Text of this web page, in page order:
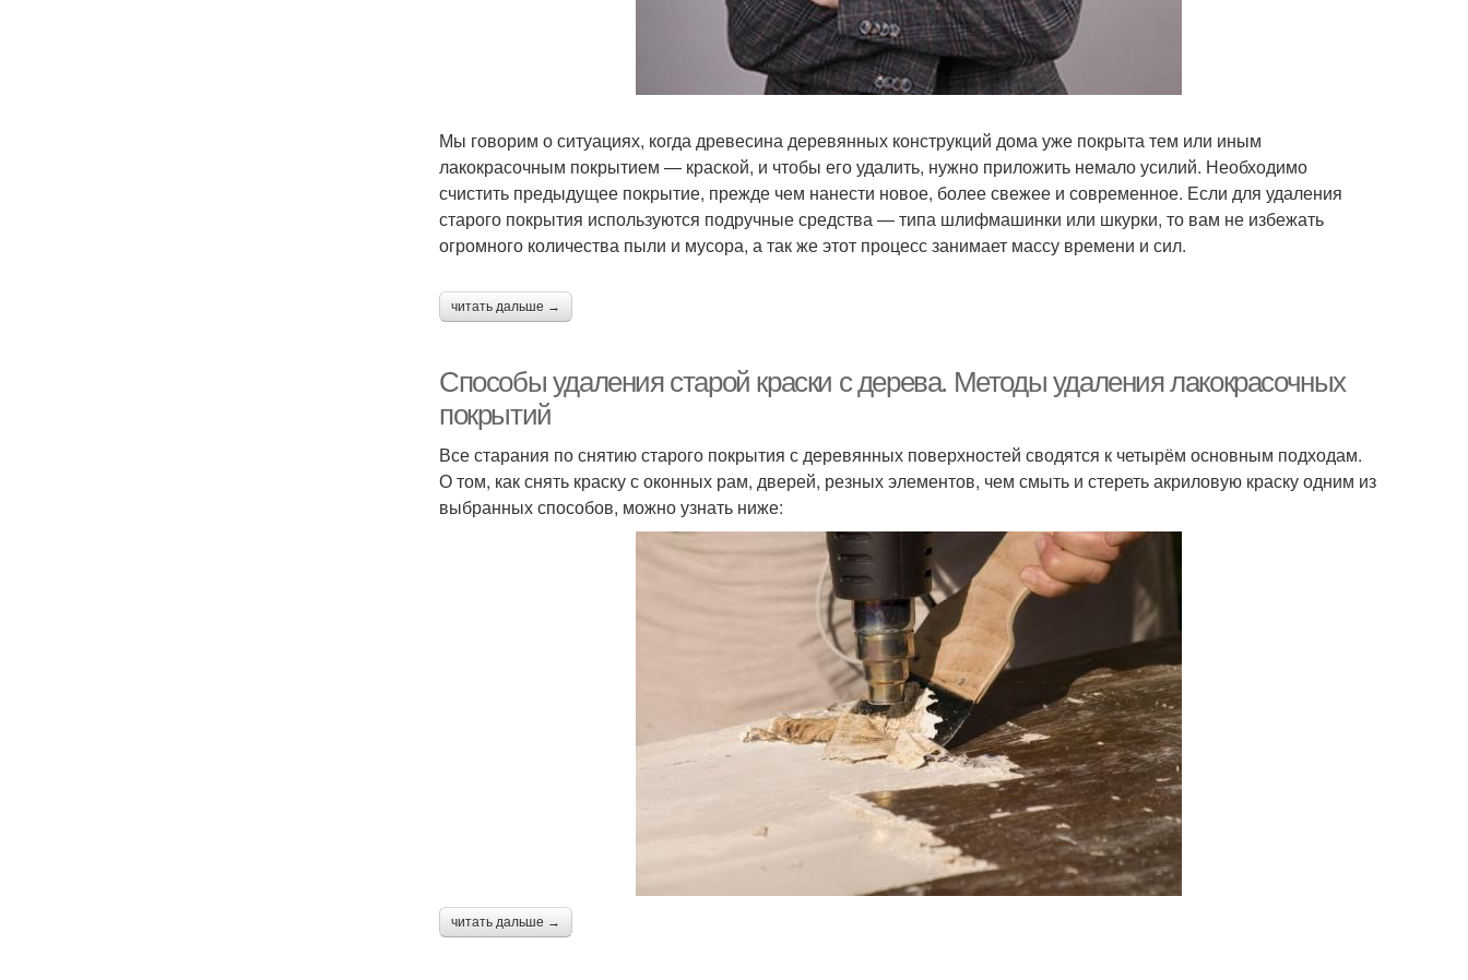
Смывка для масляной
краски
Краска на дереве
Акриловая краска Краска с кисточки Различные краски
условиях
Водоэмульсионные
Смывка для акриловой
Краска с обоев
Мы говорим о ситуациях, когда древесина деревянных конструкций дома уже покрыта тем или иным
лакокрасочным покрытием — краской, и чтобы его удалить, нужно приложить немало усилий. Необходимо
счистить предыдущее покрытие, прежде чем нанести новое, более свежее и современное. Если для удаления
старого покрытия используются подручные средства — типа шлифмашинки или шкурки, то вам не избежать
огромного количества пыли и мусора, а так же этот процесс занимает массу времени и сил.
читать дальше →
Способы удаления старой краски с дерева. Методы удаления лакокрасочных
покрытий
Все старания по снятию старого покрытия с деревянных поверхностей сводятся к четырём основным подходам.
О том, как снять краску с оконных рам, дверей, резных элементов, чем смыть и стереть акриловую краску одним из
выбранных способов, можно узнать ниже:
читать дальше →